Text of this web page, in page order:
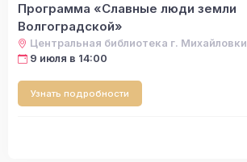
Программа «Славные люди земли
Волгоградской»
Центральная библиотека г. Михайловки
9 июля в 14:00
Узнать подробности